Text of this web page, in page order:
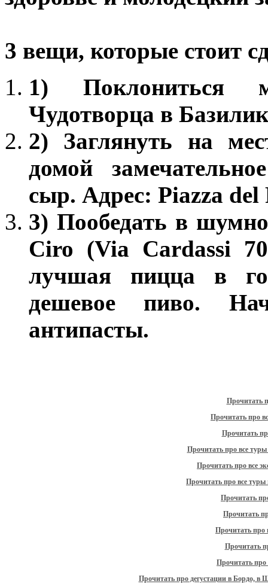
3 вещи, которые стоит
1) Поклониться
Чудотворца в
2) Заглянуть на
домой
сыр. Адрес: Piazza del
3) Пообедать в
Ciro (Via Cardassi
лучшая пицца в
дешевое пиво.
антипасты.
Прочитать
Прочитать про
Прочитать
Прочитать про все
Прочитать про все
Прочитать про все
Прочитать
Прочитать
Прочитать про
Прочитать
Прочитать
Прочитать про дегустации в Бордо,